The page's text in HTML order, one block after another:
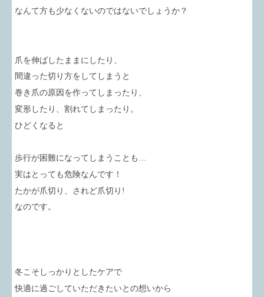
なんて方も少なくないのではないでしょうか？
爪を伸ばしたままにしたり、
間違った切り方をしてしまうと
巻き爪の原因を作ってしまったり、
変形したり、割れてしまったり。
ひどくなると
歩行が困難になってしまうことも…
実はとっても危険なんです！
たかが爪切り、されど爪切り!
なのです。
冬こそしっかりとしたケアで
快適に過ごしていただきたいとの想いから